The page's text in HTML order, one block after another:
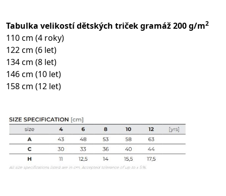
Tabulka velikostí dětských triček gramáž 200 g/m2
110 cm (4 roky)
122 cm (6 let)
134 cm (8 let)
146 cm (10 let)
158 cm (12 let)